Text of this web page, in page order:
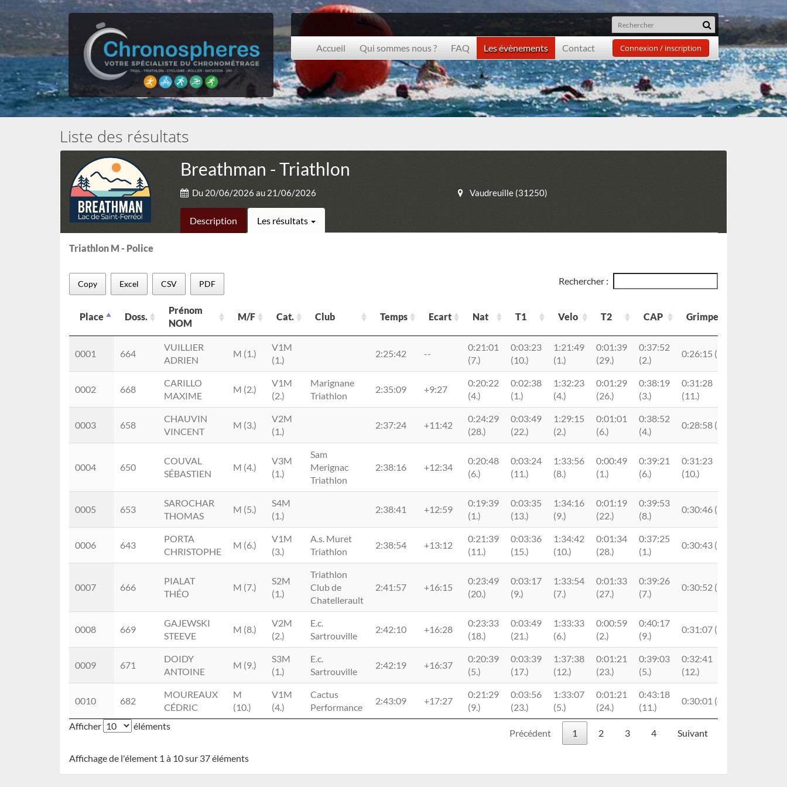
Accueil Qui sommes nous ? FAQ Les évènements Contact Connexion / inscription
Liste des résultats
Breathman - Triathlon
Du 20/06/2026 au 21/06/2026 Vaudreuille (31250)
Description Les résultats
Triathlon M - Police
Copy Excel CSV PDF Rechercher :
Place Doss.
Prénom
NOM
M/F Cat. Club Temps Ecart Nat T1 Velo T2 CAP Grimpee
Prénom
NOM
Cat. Nat T1 Velo T2 CAP
0001
664
VUILLIER
ADRIEN
M (1.)
V1M
(1.)
2:25:42 --
0:21:01
(7.)
0:03:23
(10.)
1:21:49
(1.)
0:01:39
(29.)
0:37:52
(2.)
0:26:15 (1.)
0002 668
CARILLO
MAXIME
M (2.)
V1M
(2.)
Marignane
Triathlon
2:35:09 +9:27
0:20:22
(4.)
0:02:38
(1.)
1:32:23
(4.)
0:01:29
(26.)
0:38:19
(3.)
0:31:28
(11.)
0003 658
CHAUVIN
VINCENT
M (3.)
V2M
(1.)
2:37:24 +11:42
0:24:29
(28.)
0:03:49
(22.)
1:29:15
(2.)
0:01:01
(6.)
0:38:52
(4.)
0:28:58 (2.)
0004 650
COUVAL
SÉBASTIEN
M (4.)
V3M
(1.)
Sam
Merignac
Triathlon
2:38:16 +12:34
0:20:48
(6.)
0:03:24
(11.)
1:33:56
(8.)
0:00:49
(1.)
0:39:21
(6.)
0:31:23
(10.)
0005 653
SAROCHAR
THOMAS
M (5.)
S4M
(1.)
2:38:41 +12:59
0:19:39
(1.)
0:03:35
(13.)
1:34:16
(9.)
0:01:19
(22.)
0:39:53
(8.)
0:30:46 (6.)
0006 643
PORTA
CHRISTOPHE
M (6.)
V1M
(3.)
A.s. Muret
Triathlon
2:38:54 +13:12
0:21:39
(11.)
0:03:36
(15.)
1:34:42
(10.)
0:01:34
(28.)
0:37:25
(1.)
0:30:43 (5.)
0007 666
PIALAT
THÉO
M (7.)
S2M
(1.)
Triathlon
Club de
Chatellerault
2:41:57 +16:15
0:23:49
(20.)
0:03:17
(9.)
1:33:54
(7.)
0:01:33
(27.)
0:39:26
(7.)
0:30:52 (7.)
0008 669
GAJEWSKI
STEEVE
M (8.)
V2M
(2.)
E.c.
Sartrouville
2:42:10 +16:28
0:23:33
(18.)
0:03:49
(21.)
1:33:33
(6.)
0:00:59
(2.)
0:40:17
(9.)
0:31:07 (8.)
0009 671
DOIDY
ANTOINE
M (9.)
S3M
(1.)
E.c.
Sartrouville
2:42:19 +16:37
0:20:39
(5.)
0:03:39
(17.)
1:37:38
(12.)
0:01:21
(23.)
0:39:03
(5.)
0:32:41
(12.)
0010 682
MOUREAUX
CÉDRIC
M
(10.)
V1M
(4.)
Cactus
Performance
2:43:09 +17:27
0:21:29
(9.)
0:03:56
(23.)
1:33:07
(5.)
0:01:21
(24.)
0:43:18
(11.)
0:30:01 (4.)
Afficher éléments
Précédent 1 2 3 4 Suivant
Affichage de l'élement 1 à 10 sur 37 éléments